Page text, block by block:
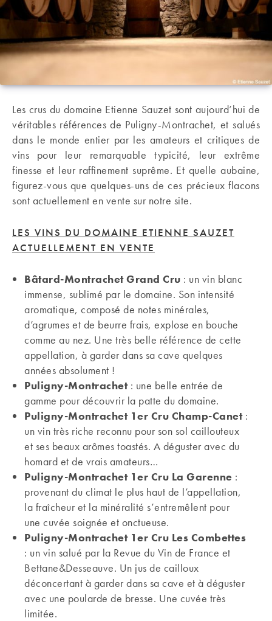
Les crus du domaine Etienne Sauzet sont aujourd’hui de
véritables références de Puligny-Montrachet, et salués
dans le monde entier par les amateurs et critiques de
vins pour leur remarquable typicité, leur extrême
finesse et leur raffinement suprême. Et quelle aubaine,
figurez-vous que quelques-uns de ces précieux flacons
sont actuellement en vente sur notre site.
LES VINS DU DOMAINE ETIENNE SAUZET
ACTUELLEMENT EN VENTE
Bâtard-Montrachet Grand Cru : un vin blanc
immense, sublimé par le domaine. Son intensité
aromatique, composé de notes minérales,
d’agrumes et de beurre frais, explose en bouche
comme au nez. Une très belle référence de cette
appellation, à garder dans sa cave quelques
années absolument !
Puligny-Montrachet: une belle entrée de
gamme pour découvrir la patte du domaine.
Puligny-Montrachet 1er Cru Champ-Canet:
un vin très riche reconnu pour son sol caillouteux
et ses beaux arômes toastés. A déguster avec du
homard et de vrais amateurs…
Puligny-Montrachet 1er Cru La Garenne :
provenant du climat le plus haut de l’appellation,
la fraîcheur et la minéralité s’entremêlent pour
une cuvée soignée et onctueuse.
Puligny-Montrachet 1er Cru Les Combettes
: un vin salué par la Revue du Vin de France et
Bettane&Desseauve. Un jus de cailloux
déconcertant à garder dans sa cave et à déguster
avec une poularde de bresse. Une cuvée très
limitée.